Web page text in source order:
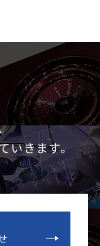
いきます。